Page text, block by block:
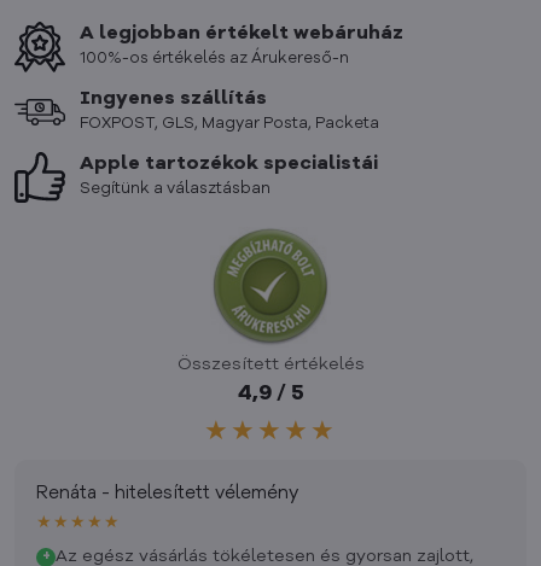
A legjobban értékelt webáruház
100%-os értékelés az Árukereső-n
Ingyenes szállítás
FOXPOST, GLS, Magyar Posta, Packeta
Apple tartozékok specialistái
Segítünk a választásban
Összesített értékelés
4,9 / 5
★★★★★
Renáta - hitelesített vélemény
★★★★★
+ Az egész vásárlás tökéletesen és gyorsan zajlott,